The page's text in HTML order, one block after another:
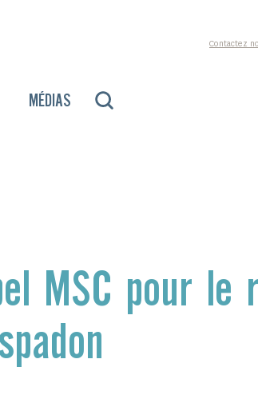
Contactez
MÉDIAS
MSC pour le